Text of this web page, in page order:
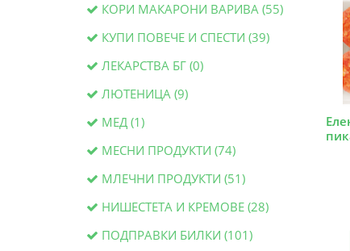
КОРИ МАКАРОНИ ВАРИВА (55)
КУПИ ПОВЕЧЕ И СПЕСТИ (39)
ЛЕКАРСТВА БГ (0)
ЛЮТЕНИЦА (9)
МЕД (1)
МЕСНИ ПРОДУКТИ (74)
МЛЕЧНИ ПРОДУКТИ (51)
НИШЕСТЕТА И КРЕМОВЕ (28)
ПОДПРАВКИ БИЛКИ (101)